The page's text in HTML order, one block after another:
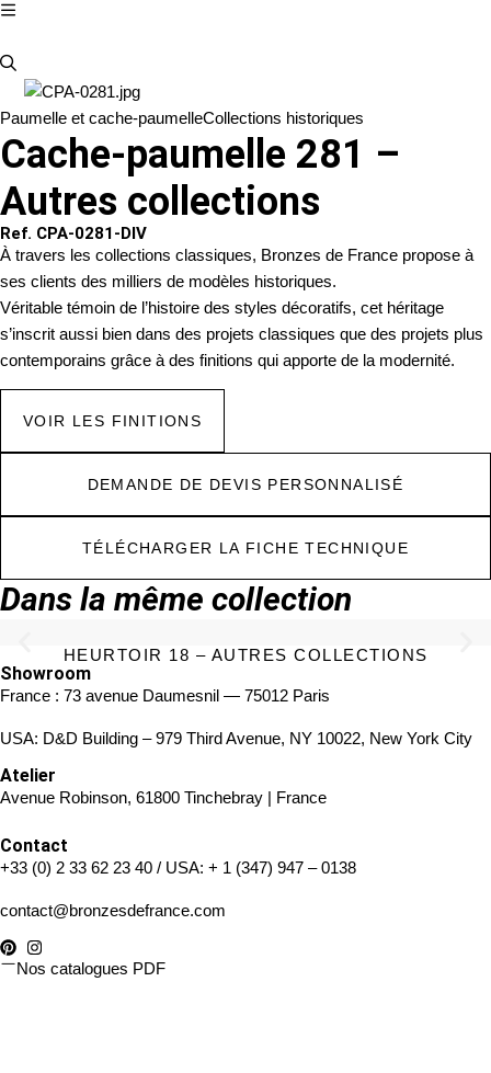
Paumelle et cache-paumelleCollections historiques
Cache-paumelle 281 –
Autres collections
Ref. CPA-0281-DIV
À travers les collections classiques, Bronzes de France propose à
ses clients des milliers de modèles historiques.
Véritable témoin de l’histoire des styles décoratifs, cet héritage
s’inscrit aussi bien dans des projets classiques que des projets plus
contemporains grâce à des finitions qui apporte de la modernité.
VOIR LES FINITIONS
DEMANDE DE DEVIS PERSONNALISÉ
TÉLÉCHARGER LA FICHE TECHNIQUE
Dans la même collection
HEURTOIR 18 – AUTRES COLLECTIONS
Showroom
France : 73 avenue Daumesnil — 75012 Paris
USA: D&D Building – 979 Third Avenue, NY 10022, New York City
Atelier
Avenue Robinson, 61800 Tinchebray | France
Contact
+33 (0) 2 33 62 23 40 / USA: + 1 (347) 947 – 0138
contact@bronzesdefrance.com
Nos catalogues PDF